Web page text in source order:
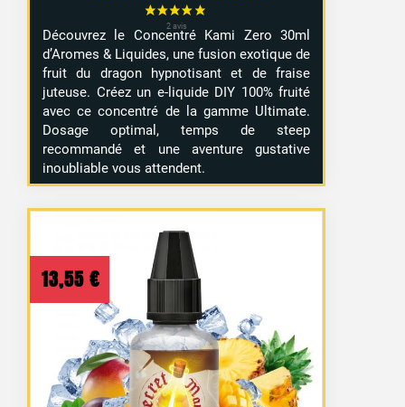
Découvrez le Concentré Kami Zero 30ml
d’Aromes & Liquides, une fusion exotique de
fruit du dragon hypnotisant et de fraise
juteuse. Créez un e-liquide DIY 100% fruité
avec ce concentré de la gamme Ultimate.
Dosage optimal, temps de steep
recommandé et une aventure gustative
inoubliable vous attendent.
13,55 €